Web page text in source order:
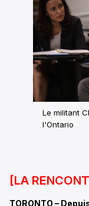
Le militant
l'Ontario
[LA
TORONTO –